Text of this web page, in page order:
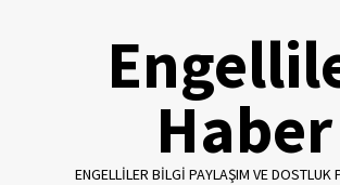
Haber
ENGELLILER BILGI PAYLAŞIM VE DOSTLUK